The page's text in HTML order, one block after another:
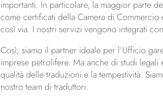
importanti. In particolare, la maggior parte
come certificati della Camera di
così via. I nostri servizi vengono integrati
Così, siamo il partner ideale per l’Ufficio
imprese petrolifere. Ma anche di studi
qualità delle traduzioni e la tempestività.
nostro team di traduttori.